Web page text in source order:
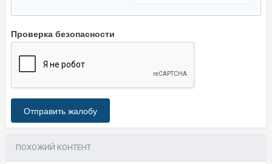
Проверка безопасности
Отправить жалобу
ПОХОЖИЙ КОНТЕНТ